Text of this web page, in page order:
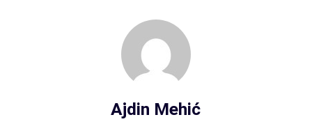
Ajdin Mehić